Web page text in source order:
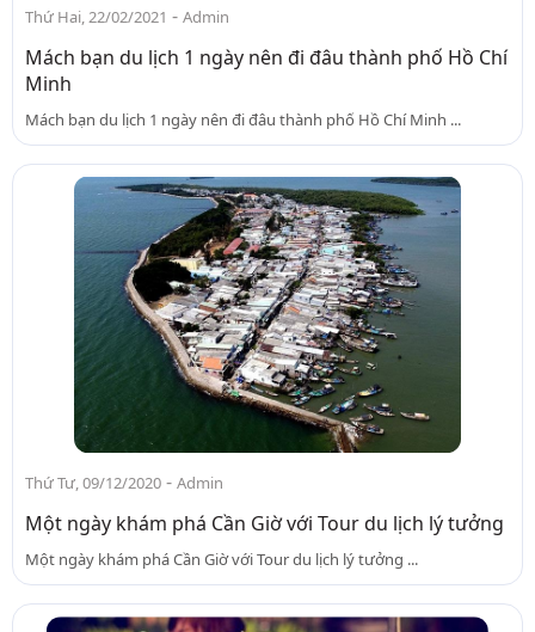
Thứ Hai, 22/02/2021 - Admin
Mách bạn du lịch 1 ngày nên đi đâu thành phố Hồ Chí
Minh
Mách bạn du lịch 1 ngày nên đi đâu thành phố Hồ Chí Minh ...
Thứ Tư, 09/12/2020 - Admin
Một ngày khám phá Cần Giờ với Tour du lịch lý tưởng
Một ngày khám phá Cần Giờ với Tour du lịch lý tưởng ...